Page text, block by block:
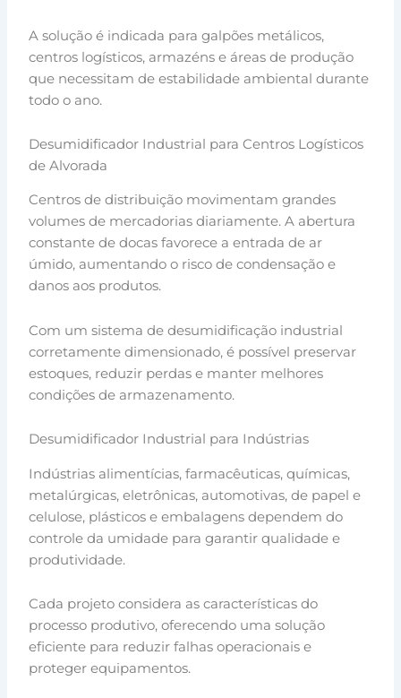
A solução é indicada para galpões metálicos,
centros logísticos, armazéns e áreas de produção
que necessitam de estabilidade ambiental durante
todo o ano.
Desumidificador Industrial para Centros Logísticos
de Alvorada
Centros de distribuição movimentam grandes
volumes de mercadorias diariamente. A abertura
constante de docas favorece a entrada de ar
úmido, aumentando o risco de condensação e
danos aos produtos.
Com um sistema de desumidificação industrial
corretamente dimensionado, é possível preservar
estoques, reduzir perdas e manter melhores
condições de armazenamento.
Desumidificador Industrial para Indústrias
Indústrias alimentícias, farmacêuticas, químicas,
metalúrgicas, eletrônicas, automotivas, de papel e
celulose, plásticos e embalagens dependem do
controle da umidade para garantir qualidade e
produtividade.
Cada projeto considera as características do
processo produtivo, oferecendo uma solução
eficiente para reduzir falhas operacionais e
proteger equipamentos.